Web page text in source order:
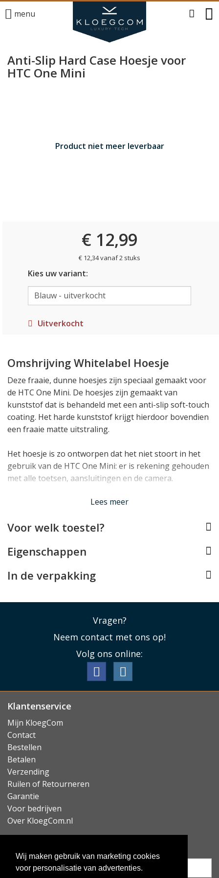
Wij maken gebruik van marketing cookies
voor personalisatie van advertenties.
menu
Anti-Slip Hard Case Hoesje voor
HTC One Mini
Product niet meer leverbaar
€ 12,99
€ 12,34 vanaf 2 stuks
Kies uw variant:
Uitverkocht
Omshrijving Whitelabel Hoesje
Deze fraaie, dunne hoesjes zijn speciaal gemaakt voor
de HTC One Mini. De hoesjes zijn gemaakt van
kunststof dat is behandeld met een anti-slip soft-touch
coating. Het harde kunststof krijgt hierdoor bovendien
een fraaie matte uitstraling.
Het hoesje is zo ontworpen dat het niet stoort in het
gebruik van de HTC One Mini: er is rekening gehouden
met alle toetsen, aansluitingen en de camera.
Lees minder
Lees meer
Voor welk toestel?
Eigenschappen
In de verpakking
Vragen?
Neem contact met ons op!
Volg ons online:
Klantenservice
Mijn KloegCom
Contact
Bestellen
Betalen
Verzending
Ruilen of Retourneren
Garantie
Voor bedrijven
Over KloegCom.nl